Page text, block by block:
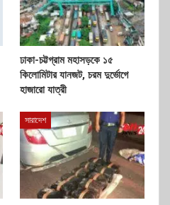
ঢাকা-চট্টগ্রাম মহাসড়কে ১৫
কিলোমিটার যানজট, চরম দুর্ভোগে
হাজারো যাত্রী
সারাদেশ